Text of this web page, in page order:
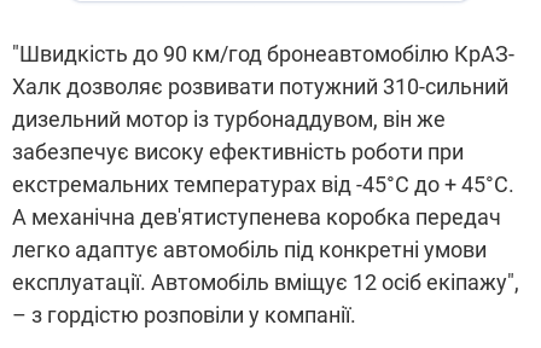
"Швидкість до 90 км/год бронеавтомобілю КрАЗ-
Халк дозволяє розвивати потужний 310-сильний
дизельний мотор із турбонаддувом, він же
забезпечує високу ефективність роботи при
екстремальних температурах від -45°С до + 45°С.
А механічна дев'ятиступенева коробка передач
легко адаптує автомобіль під конкретні умови
експлуатації. Автомобіль вміщує 12 осіб екіпажу",
– з гордістю розповіли у компанії.